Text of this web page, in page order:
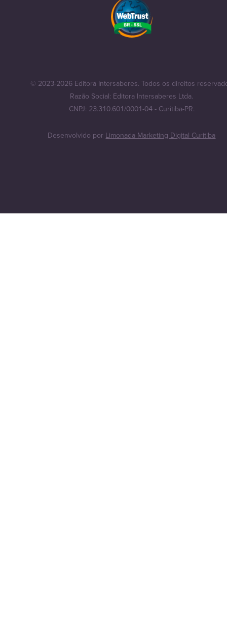
© 2023-2026 Editora Intersaberes. Todos os direitos
Razão Social: Editora Intersaberes Ltda.
CNPJ: 23.310.601/0001-04 - Curitiba-PR.
Desenvolvido por Limonada Marketing Digital Curitiba